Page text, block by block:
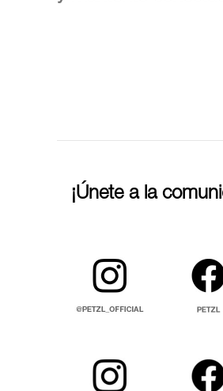
¡Únete a la